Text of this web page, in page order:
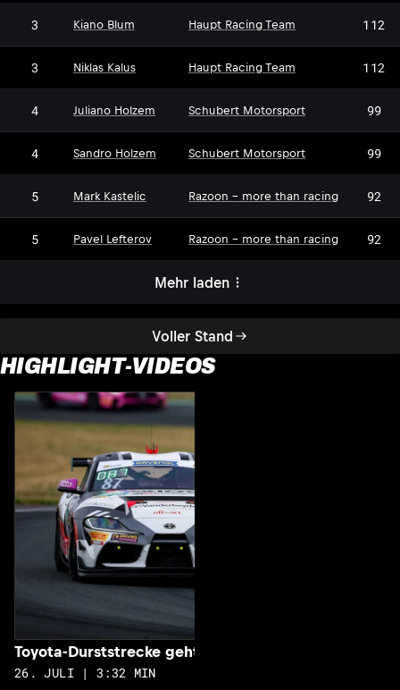
Voller Stand
3 Kiano Blum Haupt Racing Team 112
3 Niklas Kalus Haupt Racing Team 112
4 Juliano Holzem Schubert Motorsport 99
4 Sandro Holzem Schubert Motorsport 99
5 Mark Kastelic Razoon - more than racing 92
5 Pavel Lefterov Razoon - more than racing 92
Mehr laden
HIGHLIGHT-VIDEOS
Toyota-Durststrecke geht zu Ende
26. JULI | 3:32 MIN